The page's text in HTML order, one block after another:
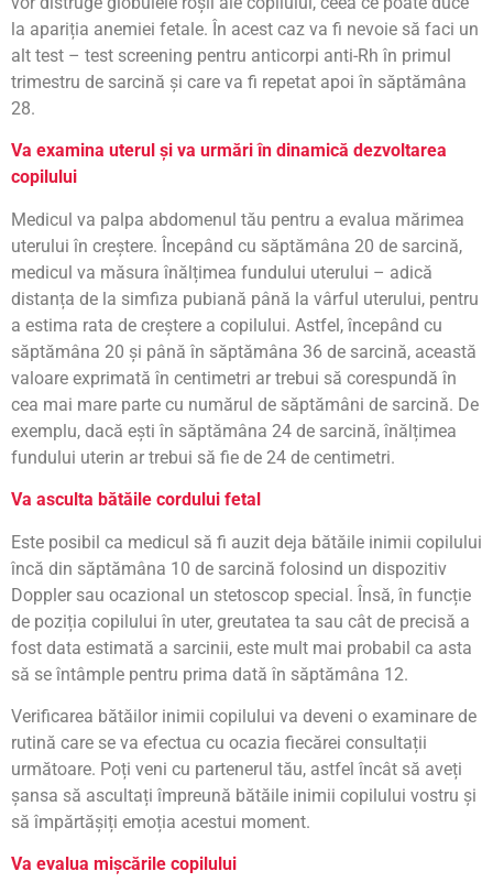
la apariția anemiei fetale. În acest caz va fi nevoie să faci un
alt test – test screening pentru anticorpi anti-Rh în primul
trimestru de sarcină și care va fi repetat apoi în săptămâna
28.
Va examina uterul și va urmări în dinamică dezvoltarea
copilului
Medicul va palpa abdomenul tău pentru a evalua mărimea
uterului în creștere. Începând cu săptămâna 20 de sarcină,
medicul va măsura înălțimea fundului uterului – adică
distanța de la simfiza pubiană până la vârful uterului, pentru
a estima rata de creștere a copilului. Astfel, începând cu
săptămâna 20 și până în săptămâna 36 de sarcină, această
valoare exprimată în centimetri ar trebui să corespundă în
cea mai mare parte cu numărul de săptămâni de sarcină. De
exemplu, dacă ești în săptămâna 24 de sarcină, înălțimea
fundului uterin ar trebui să fie de 24 de centimetri.
Va asculta bătăile cordului fetal
Este posibil ca medicul să fi auzit deja bătăile inimii copilului
încă din săptămâna 10 de sarcină folosind un dispozitiv
Doppler sau ocazional un stetoscop special. Însă, în funcție
de poziția copilului în uter, greutatea ta sau cât de precisă a
fost data estimată a sarcinii, este mult mai probabil ca asta
să se întâmple pentru prima dată în săptămâna 12.
Verificarea bătăilor inimii copilului va deveni o examinare de
rutină care se va efectua cu ocazia fiecărei consultații
următoare. Poți veni cu partenerul tău, astfel încât să aveți
șansa să ascultați împreună bătăile inimii copilului vostru și
să împărtășiți emoția acestui moment.
Va evalua mișcările copilului